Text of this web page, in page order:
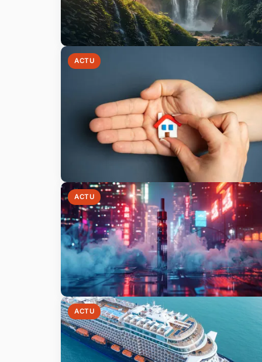
ACTU
ACTU
ACTU